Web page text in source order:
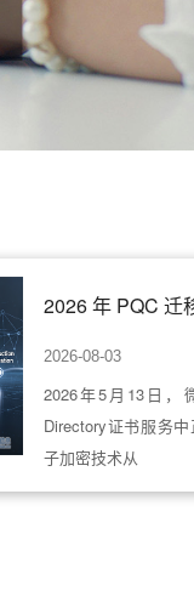
2026-08-03
2026年5月13日，
Directory证书服务
子加密技术从